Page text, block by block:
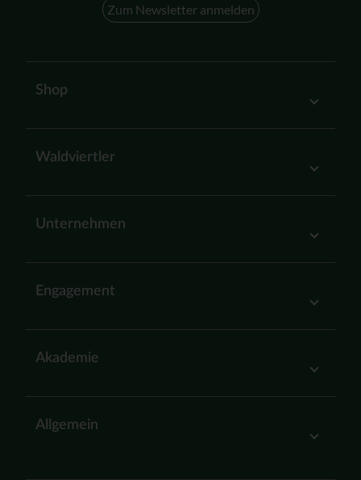
Zum Newsletter anmelden
Shop
Waldviertler
Unternehmen
Engagement
Akademie
Allgemein